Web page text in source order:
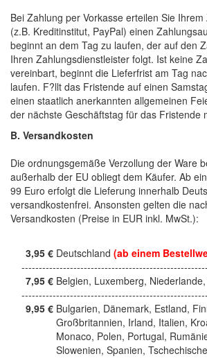
Bei Zahlung per Vorkasse erteilen Sie
(z.B. Kreditinstitut, PayPal) einen
beginnt an dem Tag zu laufen, der auf den
Ihren Zahlungsdienstleister folgt. Ist keine
vereinbart, beginnt die Lieferfrist am Tag
laufen. F?llt das Fristende auf einen
einen staatlich anerkannten allgemeinen
der nächste Geschäftstag für das Fristende
B. Versandkosten
Die ordnungsgemäße Verzollung der Ware
außerhalb der EU obliegt dem Käufer. Ab
99 Euro erfolgt die Lieferung innerhalb
versandkostenfrei. Ansonsten gelten die
Versandkosten (Preise in EUR inkl. MwSt.):
3,95 € Deutschland (ab einem
7,95 € Belgien, Luxemberg,
9,95 € Bulgarien, Dänemark, Estland,
Großbritannien, Irland, Italien,
Monaco, Polen, Portugal,
Slowenien, Spanien,